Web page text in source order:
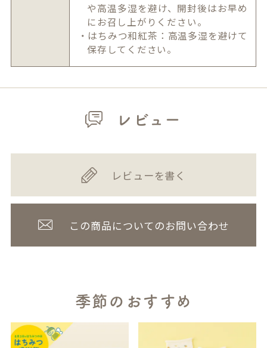
や高温多湿を避け、開封後はお早め
にお召し上がりください。
・はちみつ和紅茶：高温多湿を避けて
保存してください。
レビュー
レビューを書く
この商品についてのお問い合わせ
季節のおすすめ